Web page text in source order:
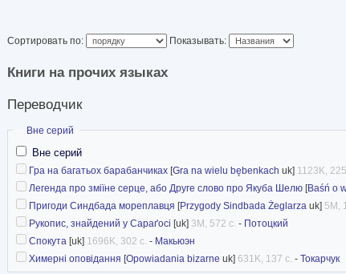
Сортировать по: Показывать:
Книги на прочих языках
Переводчик
Скрыть
Вне серий
Вне серий
Гра на багатьох барабанчиках [Gra na wielu bębenkach uk] 1123K,
Легенда про зміїне серце, або Друге слово про Якуба Шелю [Baśń о
Пригоди Синдбада мореплавця [Przygody Sindbada Żeglarza uk] 5M,
Рукопис, знайдений у Сараґосі [uk] 3M, 572 с. - Потоцкий
Спокута [uk] 1696K, 302 с. - Макьюэн
Химерні оповідання [Opowiadania bizarne uk] 631K, 137 с. - Токарчук